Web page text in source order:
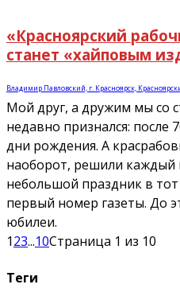
«Красноярский
станет «хайповым
Владимир Павловский, г. Красноярск,
Мой друг, а дружим мы со
недавно признался: после
дни рождения. А
наоборот, решили каждый
небольшой праздник в
первый номер газеты. До
юбилеи.
123...10Страница 1 из 10
Теги